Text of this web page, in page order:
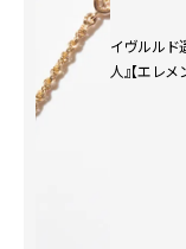
イヴルルド
人』【エレメ